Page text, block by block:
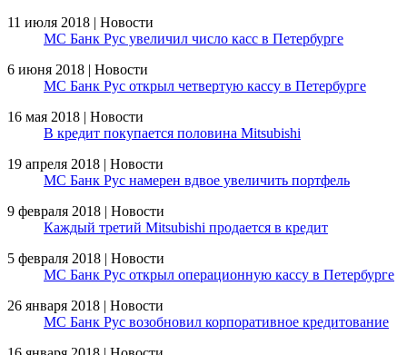
11 июля 2018 | Новости
МС Банк Рус увеличил число касс в Петербурге
6 июня 2018 | Новости
МС Банк Рус открыл четвертую кассу в Петербурге
16 мая 2018 | Новости
В кредит покупается половина Mitsubishi
19 апреля 2018 | Новости
МС Банк Рус намерен вдвое увеличить портфель
9 февраля 2018 | Новости
Каждый третий Mitsubishi продается в кредит
5 февраля 2018 | Новости
МС Банк Рус открыл операционную кассу в Петербурге
26 января 2018 | Новости
МС Банк Рус возобновил корпоративное кредитование